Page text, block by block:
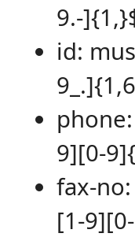
9.-
id:
9][0-
fax-
[1-